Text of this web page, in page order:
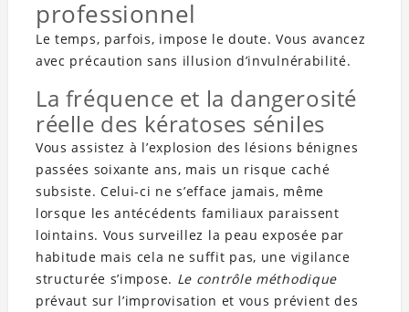
professionnel
Le temps, parfois, impose le doute. Vous avancez
avec précaution sans illusion d’invulnérabilité.
La fréquence et la dangerosité
réelle des kératoses séniles
Vous assistez à l’explosion des lésions bénignes
passées soixante ans, mais un risque caché
subsiste. Celui-ci ne s’efface jamais, même
lorsque les antécédents familiaux paraissent
lointains. Vous surveillez la peau exposée par
habitude mais cela ne suffit pas, une vigilance
structurée s’impose. Le contrôle méthodique
prévaut sur l’improvisation et vous prévient des